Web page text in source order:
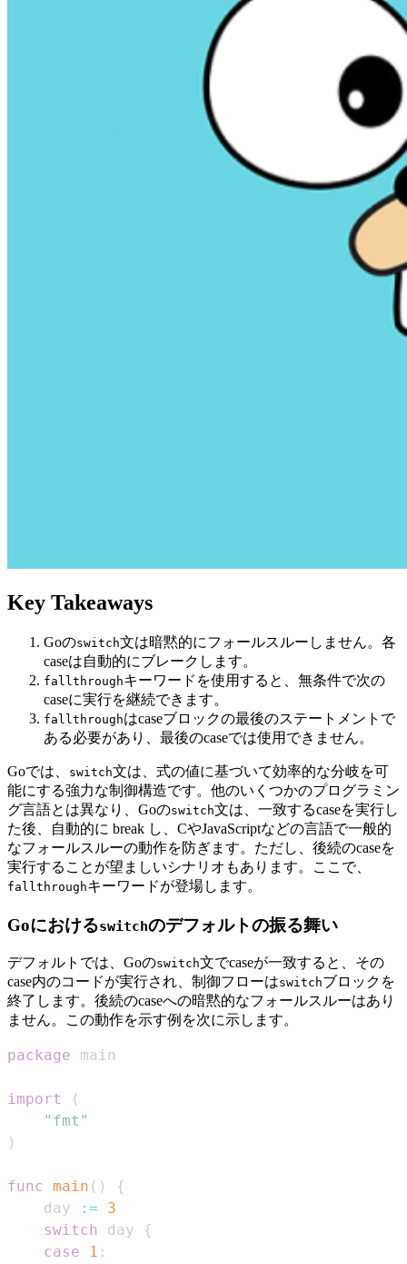
Key Takeaways
Goのswitch文は暗黙的にフォールスルーしません。各
caseは自動的にブレークします。
fallthroughキーワードを使用すると、無条件で次の
caseに実行を継続できます。
fallthroughはcaseブロックの最後のステートメントで
ある必要があり、最後のcaseでは使用できません。
Goでは、 switch文は、式の値に基づいて効率的な分岐を可
能にする強力な制御構造です。他のいくつかのプログラミン
グ言語とは異なり、Goのswitch文は、一致するcaseを実行し
た後、自動的に break し、CやJavaScriptなどの言語で一般的
なフォールスルーの動作を防ぎます。ただし、後続のcaseを
実行することが望ましいシナリオもあります。ここで、
fallthroughキーワードが登場します。
Goにおけるswitchのデフォルトの振る舞い
デフォルトでは、Goのswitch文でcaseが一致すると、その
case内のコードが実行され、制御フローはswitchブロックを
終了します。後続のcaseへの暗黙的なフォールスルーはあり
ません。この動作を示す例を次に示します。
package
import
(
"fmt"
)
func main ( )
{
    day
:=
3
switch
day
{
case
1 :